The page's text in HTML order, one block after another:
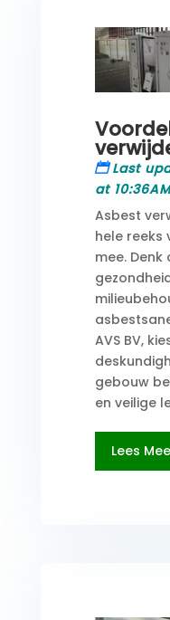
Last
at 10:36AM
Asbest
hele reeks
mee. Denk
AVS BV,
gebouw
en veilige
Lees